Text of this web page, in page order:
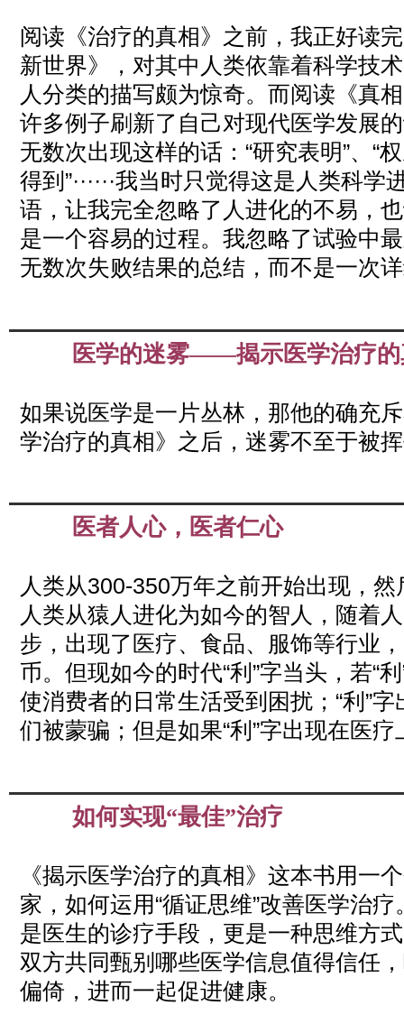
阅读《治疗的真相》之前，我正好读
新世界》，对其中人类依靠着科学技
人分类的描写颇为惊奇。而阅读《真
许多例子刷新了自己对现代医学发展
无数次出现这样的话：“研究表明”、“
得到”······我当时只觉得这是人类科
语，让我完全忽略了人进化的不易，
是一个容易的过程。我忽略了试验中
无数次失败结果的总结，而不是一次
医学的迷雾——揭示医学治疗的
如果说医学是一片丛林，那他的确充
学治疗的真相》之后，迷雾不至于被
医者人心，医者仁心
人类从300-350万年之前开始出现，
人类从猿人进化为如今的智人，随着
步，出现了医疗、食品、服饰等行业
币。但现如今的时代“利”字当头，若“
使消费者的日常生活受到困扰；“利”
们被蒙骗；但是如果“利”字出现在医
如何实现“最佳”治疗
《揭示医学治疗的真相》这本书用一
家，如何运用“循证思维”改善医学治
是医生的诊疗手段，更是一种思维方
双方共同甄别哪些医学信息值得信任
偏倚，进而一起促进健康。